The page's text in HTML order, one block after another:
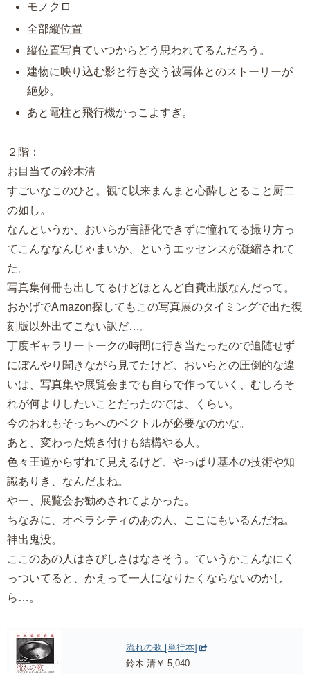
モノクロ
全部縦位置
縦位置写真ていつからどう思われてるんだろう。
建物に映り込む影と行き交う被写体とのストーリーが
絶妙。
あと電柱と飛行機かっこよすぎ。
２階：
お目当ての鈴木清
すごいなこのひと。観て以来まんまと心酔しとること厨二
の如し。
なんというか、おいらが言語化できずに憧れてる撮り方っ
てこんななんじゃまいか、というエッセンスが凝縮されて
た。
写真集何冊も出してるけどほとんど自費出版なんだって。
おかげでAmazon探してもこの写真展のタイミングで出た復
刻版以外出てこない訳だ…。
丁度ギャラリートークの時間に行き当たったので追随せず
にぼんやり聞きながら見てたけど、おいらとの圧倒的な違
いは、写真集や展覧会までも自らで作っていく、むしろそ
れが何よりしたいことだったのでは、くらい。
今のおれもそっちへのベクトルが必要なのかな。
あと、変わった焼き付けも結構やる人。
色々王道からずれて見えるけど、やっぱり基本の技術や知
識ありき、なんだよね。
やー、展覧会お勧めされてよかった。
ちなみに、オペラシティのあの人、ここにもいるんだね。
神出鬼没。
ここのあの人はさびしさはなさそう。ていうかこんなにく
っついてると、かえって一人になりたくならないのかし
ら…。
流れの歌 [単行本]
鈴木 清￥ 5,040